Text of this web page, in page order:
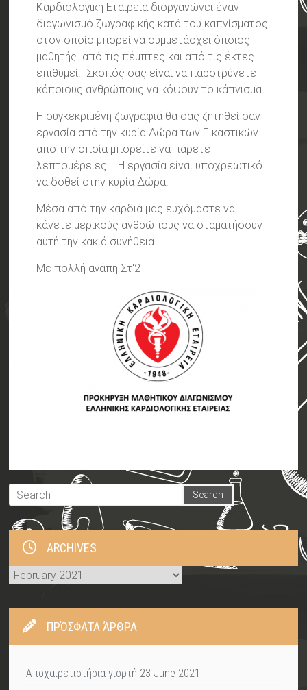
Καρδιολογική Εταιρεία διοργανώνει έναν
διαγωνισμό ζωγραφικής κατά του καπνίσματος
στον οποίο μπορεί να συμμετάσχει όποιος
μαθητής από τις πέμπτες και από τις έκτες
επιθυμεί. Σκοπός σας είναι να παροτρύνετε
κάποιους ανθρώπους να κόψουν το κάπνισμα.
Η συγκεκριμένη ζωγραφιά θα σας ζητηθεί σαν
εργασία από την κυρία Δώρα των Εικαστικών
από την οποία μπορείτε να πάρετε
λεπτομέρειες. Η εργασία είναι υποχρεωτικό
να δοθεί στην κυρία Δώρα.
Μέσα από την καρδιά μας ευχόμαστε να
κάνετε μερικούς ανθρώπους να σταματήσουν
αυτή την κακιά συνήθεια.
Με πολλή αγάπη Στ'2
ARCHIVES
Archives
ΠΡΌΣΦΑΤΑ ΆΡΘΡΑ
Αποχαιρετιστήρια γιορτή 23 June 2021